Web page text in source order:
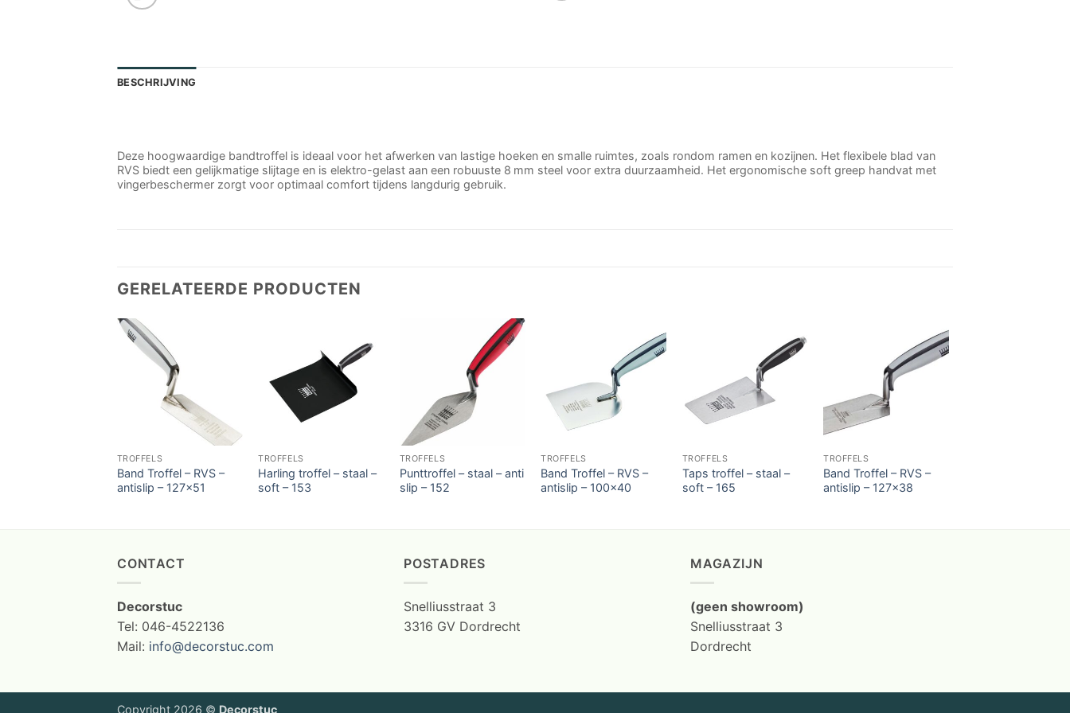
BESCHRIJVING
Deze hoogwaardige bandtroffel is ideaal voor het afwerken van lastige hoeken en smalle ruimtes, zoals rondom ramen en kozijnen. Het flexibele blad van
RVS biedt een gelijkmatige slijtage en is elektro-gelast aan een robuuste 8 mm steel voor extra duurzaamheid. Het ergonomische soft greep handvat met
vingerbeschermer zorgt voor optimaal comfort tijdens langdurig gebruik.
GERELATEERDE PRODUCTEN
TROFFELS
Band Troffel – RVS –
antislip – 127×51
TROFFELS
Harling troffel – staal –
soft – 153
TROFFELS
Punttroffel – staal – anti
slip – 152
TROFFELS
Band Troffel – RVS –
antislip – 100×40
TROFFELS
Taps troffel – staal –
soft – 165
TROFFELS
Band Troffel – RVS –
antislip – 127×38
CONTACT
Decorstuc
Tel: 046-4522136
Mail: info@decorstuc.com
POSTADRES
Snelliusstraat 3
3316 GV Dordrecht
MAGAZIJN
(geen showroom)
Snelliusstraat 3
Dordrecht
Copyright 2026 © Decorstuc